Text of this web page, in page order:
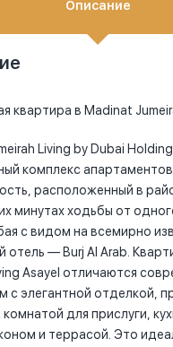
Описание
квартира в Madinat
Living by Dubai
комплекс
расположенный в
минутах ходьбы от
с видом на всемирно
отель — Burj Al Arab.
Asayel отличаются
с элегантной отделкой,
для прислуги,
и террасой. Это